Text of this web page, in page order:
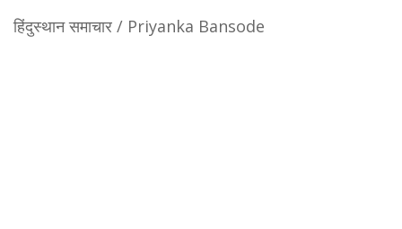
हिंदुस्थान समाचार / Priyanka Bansode